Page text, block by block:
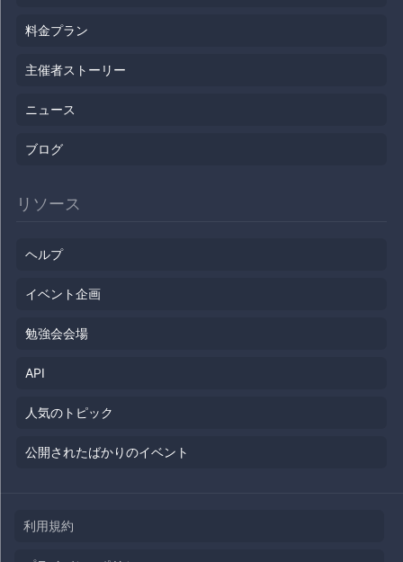
料金プラン
主催者ストーリー
ニュース
ブログ
リソース
ヘルプ
イベント企画
勉強会会場
API
人気のトピック
公開されたばかりのイベント
利用規約